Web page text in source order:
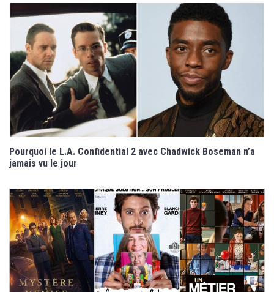
Pourquoi le L.A. Confidential 2 avec Chadwick Boseman n’a
jamais vu le jour